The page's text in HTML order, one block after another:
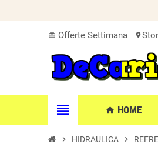
card_giftcard Offerte Settimana location_on
view_headline home HOME
chevron_right HIDRAULICA chevron_right